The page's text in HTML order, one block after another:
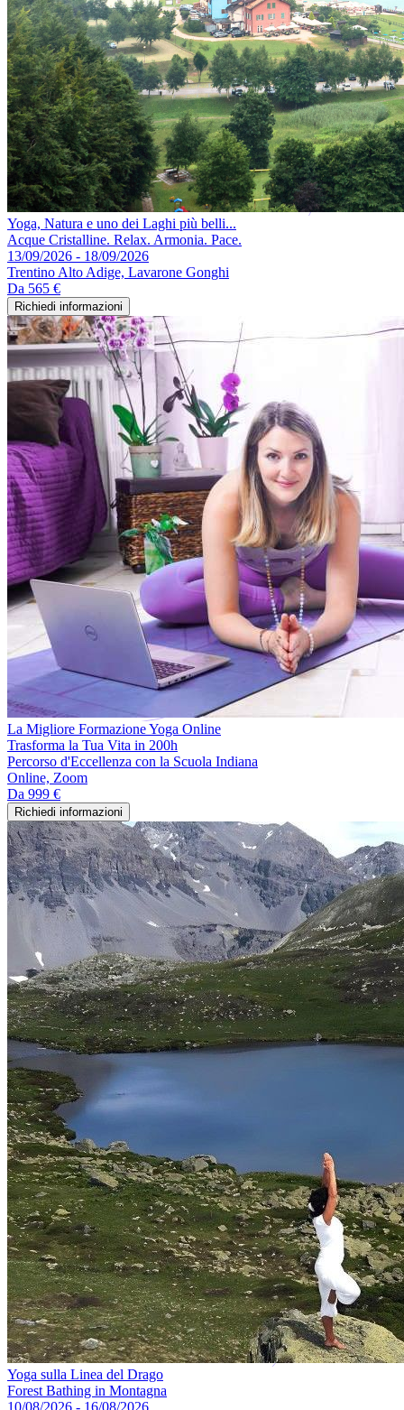
Yoga, Natura e uno dei Laghi più belli...
Acque Cristalline. Relax. Armonia. Pace.
13/09/2026 - 18/09/2026
Trentino Alto Adige, Lavarone Gonghi
Da 565 €
Richiedi informazioni
La Migliore Formazione Yoga Online
Trasforma la Tua Vita in 200h
Percorso d'Eccellenza con la Scuola Indiana
Online, Zoom
Da 999 €
Richiedi informazioni
Yoga sulla Linea del Drago
Forest Bathing in Montagna